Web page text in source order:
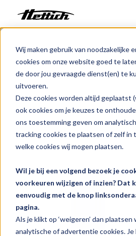
Wij maken gebruik van noodzakelijke
cookies om onze website goed te
de door jou gevraagde dienst(en) te
uitvoeren.
Deze cookies worden altijd geplaatst
ook cookies om je keuzes te
ons toestemming geven om
tracking cookies te plaatsen of zelf in
welke cookies wij mogen plaatsen.
Wil je bij een volgend bezoek je
voorkeuren wijzigen of inzien? Dat
eenvoudig met de knop
pagina.
Als je klikt op ‘weigeren’ dan plaatsen
analytische of advertentie cookies. Je
Producten
Markten
Support Center
Over ons
Contact
Nieuws en evenementen
Downloads
Werken bij
TwinCool ULT Vriezer
Haier Biomedical
i